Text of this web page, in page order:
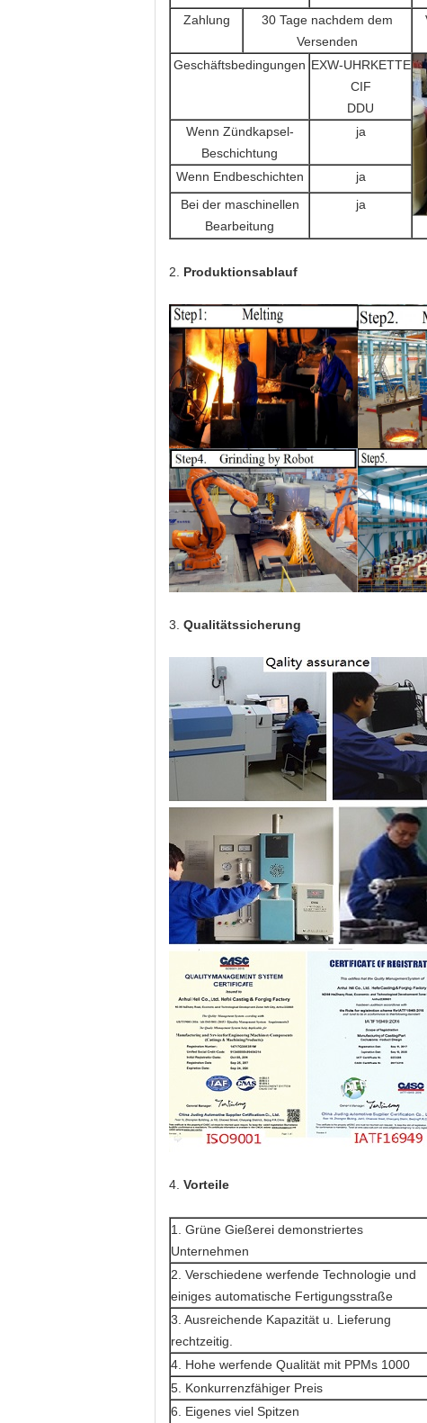
Zahlung
30 Tage nachdem dem
Versenden
Geschäftsbedingungen EXW-UHRKETTE
CIF
DDU
Wenn Zündkapsel-
Beschichtung
ja
Wenn Endbeschichten
ja
Bei der maschinellen
Bearbeitung
ja
2. Produktionsablauf
3. Qualitätssicherung
4. Vorteile
1. Grüne Gießerei demonstriertes
Unternehmen
2. Verschiedene werfende Technologie und
einiges automatische Fertigungsstraße
3. Ausreichende Kapazität u. Lieferung
rechtzeitig.
4. Hohe werfende Qualität mit PPMs 1000
5. Konkurrenzfähiger Preis
6. Eigenes viel Spitzen